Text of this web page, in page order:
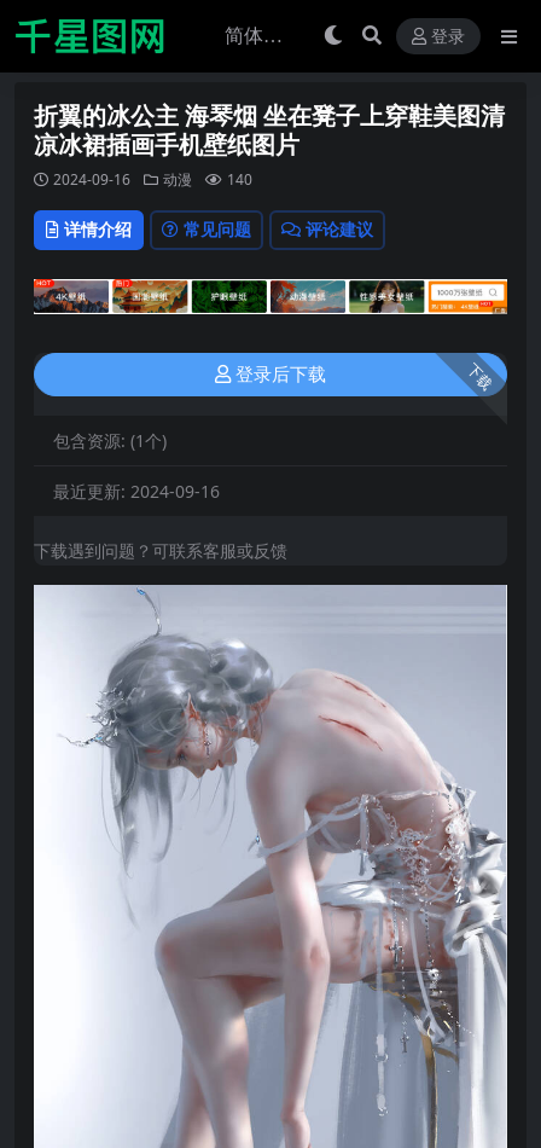
登录
折翼的冰公主 海琴烟 坐在凳子上穿鞋美图清
凉冰裙插画手机壁纸图片
2024-09-16 动漫 140
详情介绍 常见问题 评论建议
下载
登录后下载
包含资源: (1个)
最近更新: 2024-09-16
下载遇到问题？可联系客服或反馈